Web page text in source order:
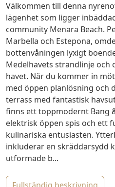
Välkommen till denna
lägenhet som ligger
community Menara Beach.
Marbella och Estepona,
bottenvåningen lyxigt
Medelhavets strandlinje och
havet. När du kommer in
med öppen planlösning och
terrass med fantastisk
finns ett toppmodernt Bang
elektrisk öppen spis och ett
kulinariska entusiasten.
inkluderar en skräddarsydd
utformade b...